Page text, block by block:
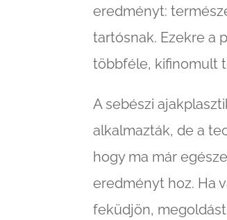
eredményt:
tartósnak. Ezekre a
többféle, kifinomult
A sebészi
alkalmazták, de a
hogy ma már
eredményt hoz. Ha
feküdjön,